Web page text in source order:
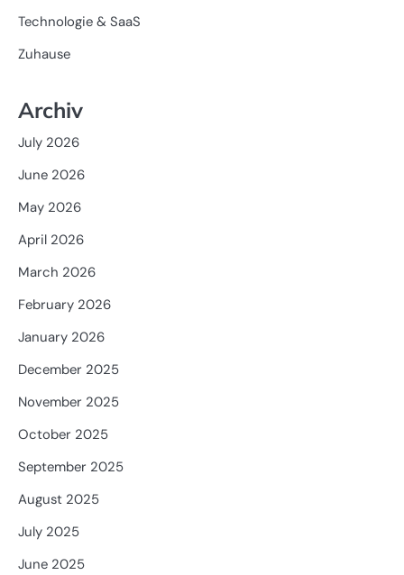
Technologie & SaaS
Zuhause
Archiv
July 2026
June 2026
May 2026
April 2026
March 2026
February 2026
January 2026
December 2025
November 2025
October 2025
September 2025
August 2025
July 2025
June 2025